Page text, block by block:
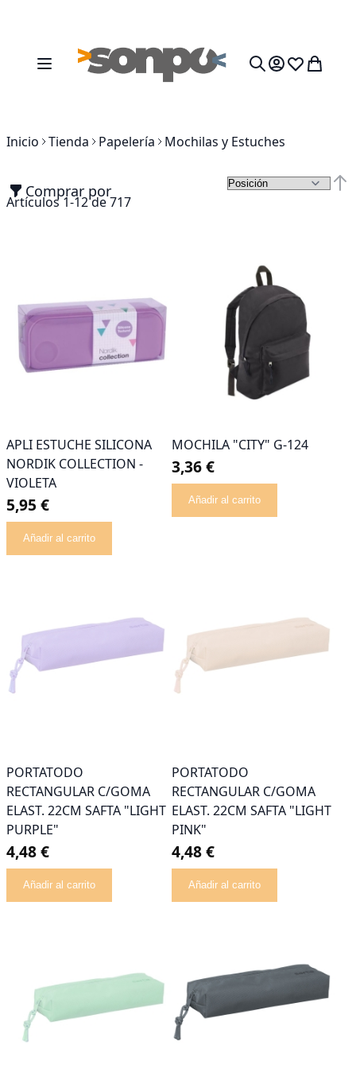
Toggle Nav Mi cesta
Inicio Tienda Papelería Mochilas y Estuches
Comprar por
Artículos1-12de717
APLI ESTUCHE SILICONA
NORDIK COLLECTION -
VIOLETA
5,95 €
Añadir al carrito
MOCHILA "CITY" G-124
3,36 €
Añadir al carrito
PORTATODO
RECTANGULAR C/GOMA
ELAST. 22CM SAFTA "LIGHT
PURPLE"
4,48 €
Añadir al carrito
PORTATODO
RECTANGULAR C/GOMA
ELAST. 22CM SAFTA "LIGHT
PINK"
4,48 €
Añadir al carrito